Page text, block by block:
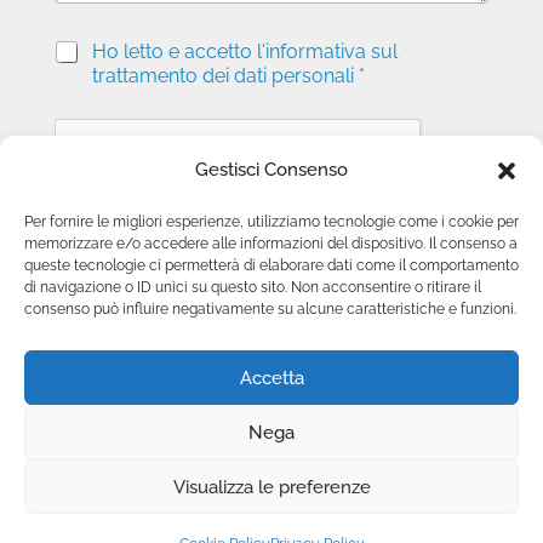
Gestisci Consenso
Per fornire le migliori esperienze, utilizziamo tecnologie come i cookie per
memorizzare e/o accedere alle informazioni del dispositivo. Il consenso a
queste tecnologie ci permetterà di elaborare dati come il comportamento
di navigazione o ID unici su questo sito. Non acconsentire o ritirare il
consenso può influire negativamente su alcune caratteristiche e funzioni.
Accetta
Nega
Visualizza le preferenze
P
v
a
*
Ho letto e accetto l'informativa sul
trattamento dei dati personali *
Invia richiesta
Copyright © 2025 Camini.net | P.IVA